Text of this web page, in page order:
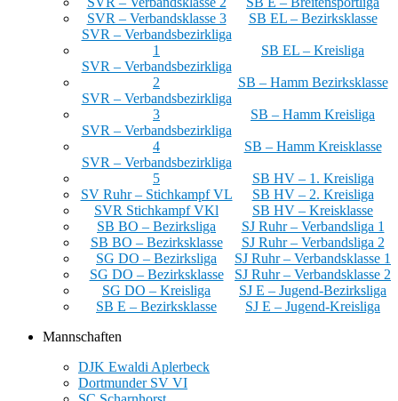
SVR – Verbandsklasse 3
SB EL – Bezirksklasse
SVR – Verbandsbezirkliga
1
SB EL – Kreisliga
SVR – Verbandsbezirkliga
2
SB – Hamm Bezirksklasse
SVR – Verbandsbezirkliga
3
SB – Hamm Kreisliga
SVR – Verbandsbezirkliga
4
SB – Hamm Kreisklasse
SVR – Verbandsbezirkliga
5
SB HV – 1. Kreisliga
SV Ruhr – Stichkampf VL
SB HV – 2. Kreisliga
SVR Stichkampf VKl
SB HV – Kreisklasse
SB BO – Bezirksliga
SJ Ruhr – Verbandsliga 1
SB BO – Bezirksklasse
SJ Ruhr – Verbandsliga 2
SG DO – Bezirksliga
SJ Ruhr – Verbandsklasse 1
SG DO – Bezirksklasse
SJ Ruhr – Verbandsklasse 2
SG DO – Kreisliga
SJ E – Jugend-Bezirksliga
SB E – Bezirksklasse
SJ E – Jugend-Kreisliga
Mannschaften
DJK Ewaldi Aplerbeck
Dortmunder SV VI